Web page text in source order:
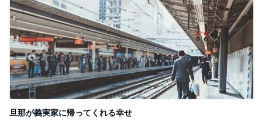
旦那が義実家に帰ってくれる幸せ